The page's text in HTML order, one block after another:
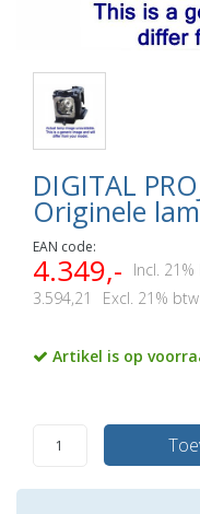
DIGITAL
Originele
EAN code:
4.349,-
Incl.
3.594,21
Excl. 21% btw
Artikel is op